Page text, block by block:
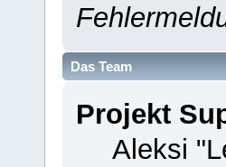
Das Team
Projekt
Aleksi